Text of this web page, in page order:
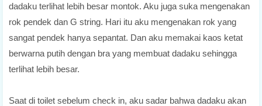
dadaku terlihat lebih besar montok. Aku juga suka mengenakan
rok pendek dan G string. Hari itu aku mengenakan rok yang
sangat pendek hanya sepantat. Dan aku memakai kaos ketat
berwarna putih dengan bra yang membuat dadaku sehingga
terlihat lebih besar.
Saat di toilet sebelum check in, aku sadar bahwa dadaku akan